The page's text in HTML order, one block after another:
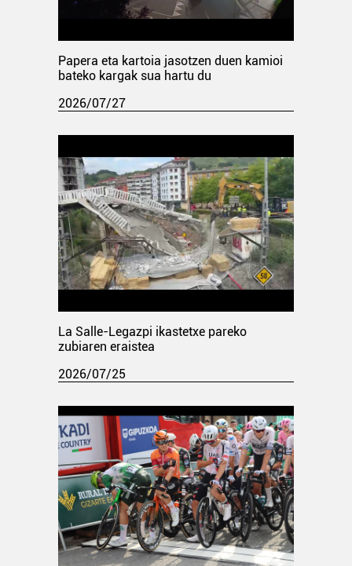
Papera eta kartoia jasotzen duen kamioi
bateko kargak sua hartu du
2026/07/27
La Salle-Legazpi ikastetxe pareko
zubiaren eraistea
2026/07/25